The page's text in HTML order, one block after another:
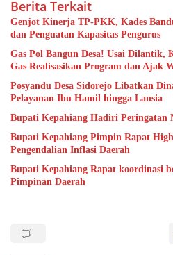
Berita Terkait
Genjot Kinerja TP-PKK, Kades
dan Penguatan Kapasitas Pengurus
Gas Pol Bangun Desa! Usai Dilantik,
Gas Realisasikan Program dan Ajak
Posyandu Desa Sidorejo Libatkan
Pelayanan Ibu Hamil hingga Lansia
Bupati Kepahiang Hadiri Peringatan
Bupati Kepahiang Pimpin Rapat
Pengendalian Inflasi Daerah
Bupati Kepahiang Rapat koordinasi
Pimpinan Daerah